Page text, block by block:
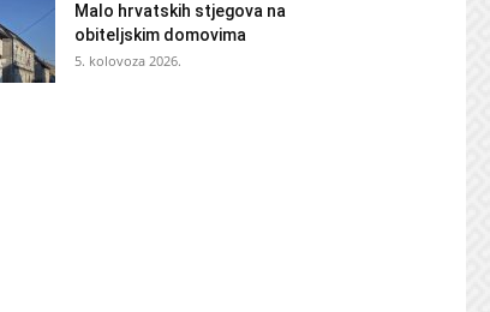
Malo hrvatskih stjegova na
obiteljskim domovima
5. kolovoza 2026.